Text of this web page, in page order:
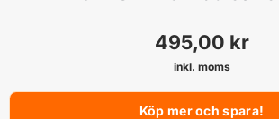
495,00 kr
inkl. moms
Köp mer och spara!